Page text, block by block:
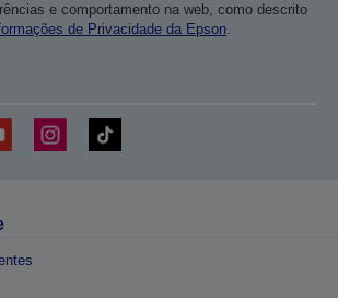
e comportamento na web, como descrito
de Privacidade da Epson.